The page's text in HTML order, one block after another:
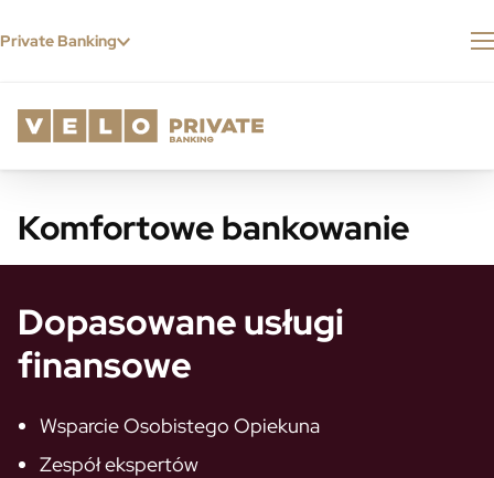
Private Banking
Komfortowe bankowanie
Dopasowane usługi
finansowe
Wsparcie Osobistego Opiekuna
Zespół ekspertów